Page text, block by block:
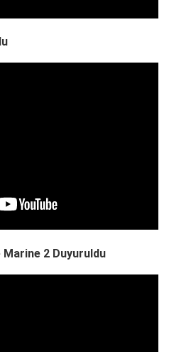
2 Duyuruldu